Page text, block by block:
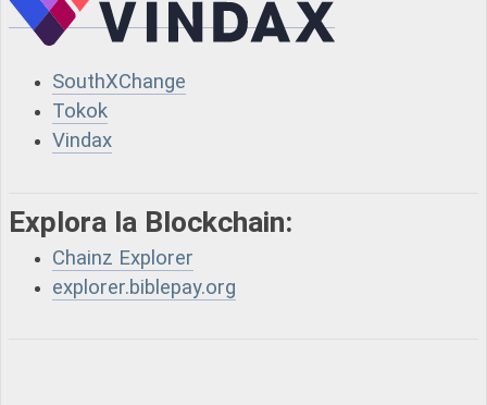
SouthXChange
Tokok
Vindax
Explora la Blockchain:
Chainz Explorer
explorer.biblepay.org